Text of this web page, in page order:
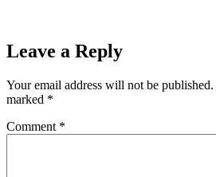
Leave a Reply
Your email address will not be published.
marked *
Comment *